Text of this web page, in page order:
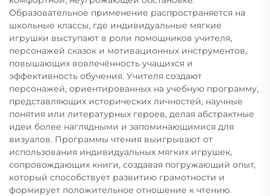
Образовательное применение распространяется на
школьные классы, где индивидуальные мягкие
игрушки выступают в роли помощников учителя,
персонажей сказок и мотивационных инструментов,
повышающих вовлечённость учащихся и
эффективность обучения. Учителя создают
персонажей, ориентированных на учебную программу,
представляющих исторических личностей, научные
понятия или литературных героев, делая абстрактные
идеи более наглядными и запоминающимися для
визуалов. Программы чтения выигрывают от
использования индивидуальных мягких игрушек,
сопровождающих книги, создавая погружающий опыт,
который способствует развитию грамотности и
формирует положительное отношение к чтению.